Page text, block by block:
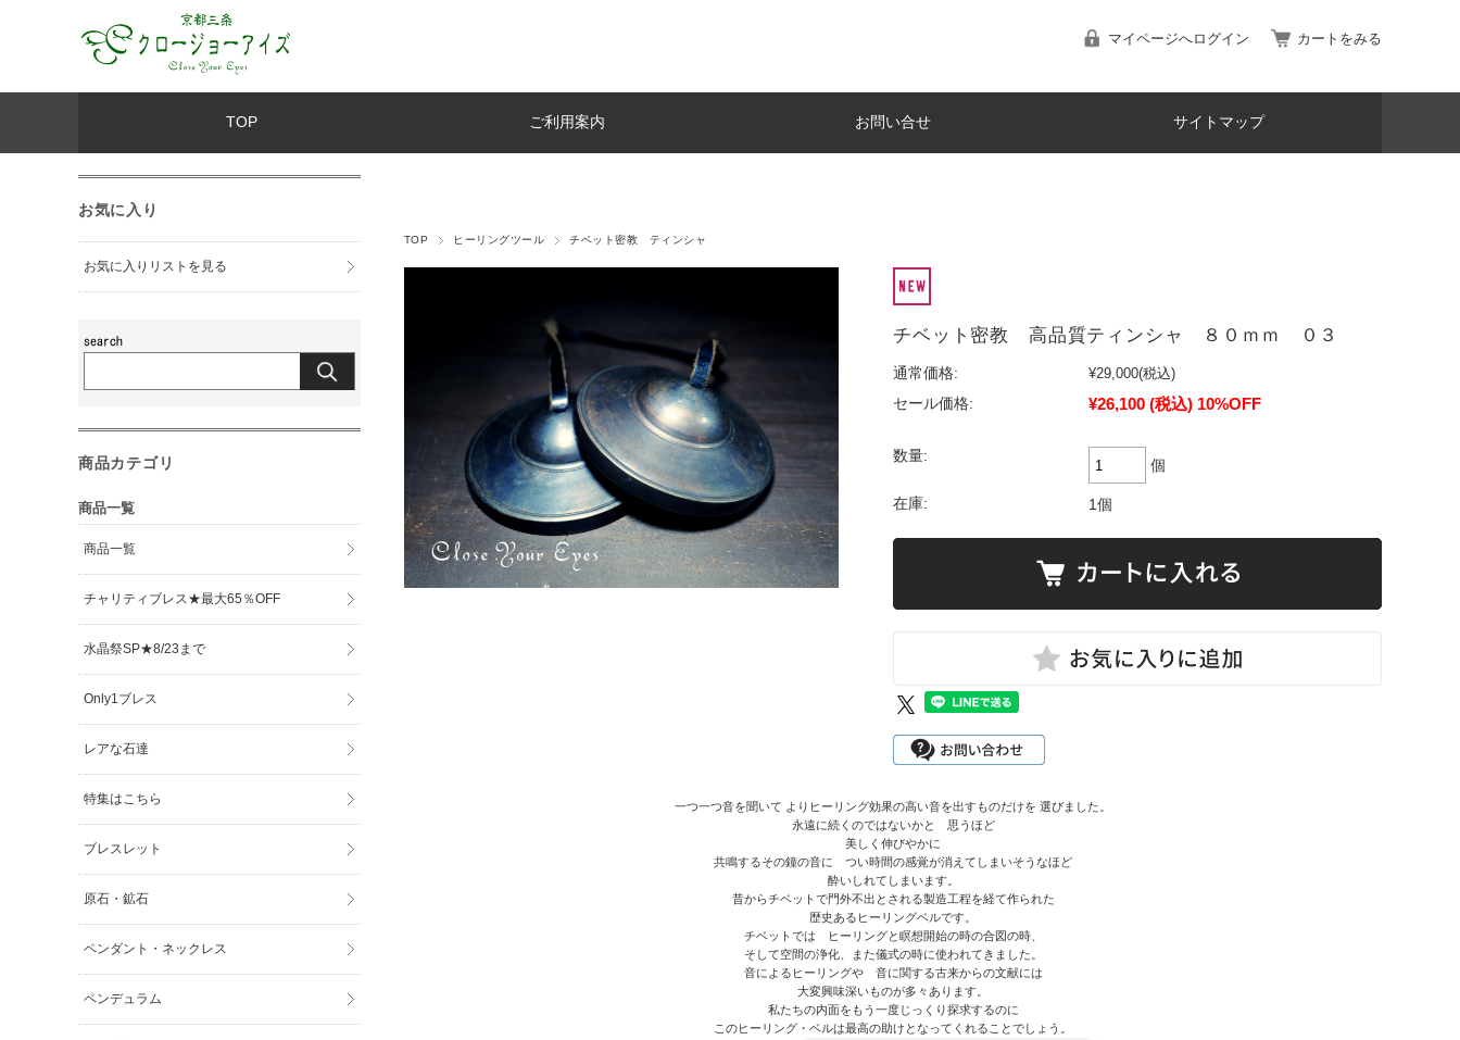
マイページへログイン カートをみる
TOP ご利用案内 お問い合せ サイトマップ
TOP ヒーリングツール チベット密教 ティンシャ
チベット密教 高品質ティンシャ ８０ｍｍ ０３
通常価格: ¥29,000(税込)
セール価格:
¥26,100 (税込) 10%OFF
数量:
個
在庫: 1個
一つ一つ音を聞いて よりヒーリング効果の高い音を出すものだけを 選びました。
永遠に続くのではないかと 思うほど
美しく伸びやかに
共鳴するその鐘の音に つい時間の感覚が消えてしまいそうなほど
酔いしれてしまいます。
昔からチベットで門外不出とされる製造工程を経て作られた
歴史あるヒーリングベルです。
チベットでは ヒーリングと瞑想開始の時の合図の時、
そして空間の浄化、また儀式の時に使われてきました。
音によるヒーリングや 音に関する古来からの文献には
大変興味深いものが多々あります。
私たちの内面をもう一度じっくり探求するのに
このヒーリング・ベルは最高の助けとなってくれることでしょう。
お気に入り
お気に入りリストを見る
商品カテゴリ
商品一覧
商品一覧
チャリティブレス★最大65％OFF
水晶祭SP★8/23まで
Only1ブレス
レアな石達
特集はこちら
ブレスレット
原石・鉱石
ペンダント・ネックレス
ペンデュラム